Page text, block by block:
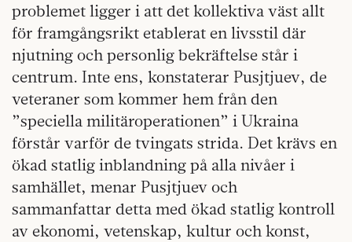
problemet ligger i att det kollektiva väst allt
för framgångsrikt etablerat en livsstil där
njutning och personlig bekräftelse står i
centrum. Inte ens, konstaterar Pusjtjuev, de
veteraner som kommer hem från den
”speciella militäroperationen” i Ukraina
förstår varför de tvingats strida. Det krävs en
ökad statlig inblandning på alla nivåer i
samhället, menar Pusjtjuev och
sammanfattar detta med ökad statlig kontroll
av ekonomi, vetenskap, kultur och konst,